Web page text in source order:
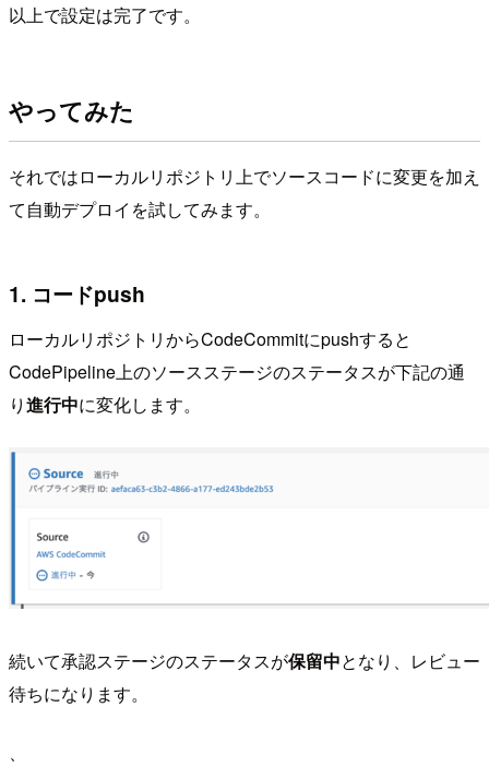
以上で設定は完了です。
やってみた
それではローカルリポジトリ上でソースコードに変更を加え
て自動デプロイを試してみます。
1. コードpush
ローカルリポジトリからCodeCommitにpushすると
CodePipeline上のソースステージのステータスが下記の通
り進行中に変化します。
続いて承認ステージのステータスが保留中となり、レビュー
待ちになります。
、